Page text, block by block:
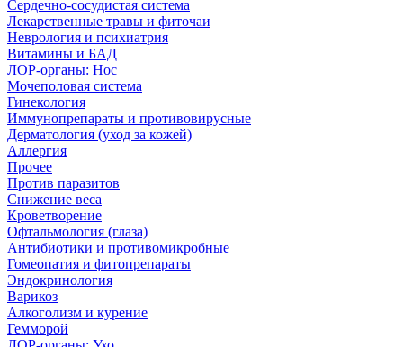
Сердечно-сосудистая система
Лекарственные травы и фиточаи
Неврология и психиатрия
Витамины и БАД
ЛОР-органы: Нос
Мочеполовая система
Гинекология
Иммунопрепараты и противовирусные
Дерматология (уход за кожей)
Аллергия
Прочее
Против паразитов
Снижение веса
Кроветворение
Офтальмология (глаза)
Антибиотики и противомикробные
Гомеопатия и фитопрепараты
Эндокринология
Варикоз
Алкоголизм и курение
Гемморой